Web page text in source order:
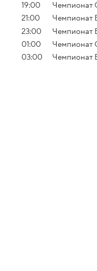
19:00
Чемпионат
21:00
Чемпионат
23:00
Чемпионат
01:00
Чемпионат
03:00
Чемпионат